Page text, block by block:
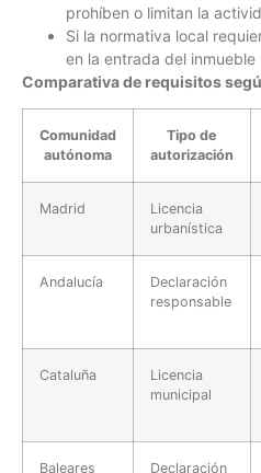
prohíben o limitan la
Si la normativa local
en la entrada del inmueble
Comparativa de requisitos
Comunidad
autónoma
Tipo de
autorización
Madrid
Licencia
urbanística
Andalucía
Declaración
responsable
Cataluña
Licencia
municipal
Baleares
Declaración